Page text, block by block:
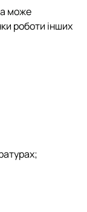
може
роботи інших